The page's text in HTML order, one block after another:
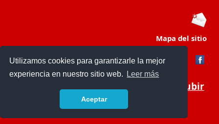
Utilizamos cookies para garantizarle la mejor
experiencia en nuestro sitio web.
Leer más
Aceptar
Mapa del sitio
Subir